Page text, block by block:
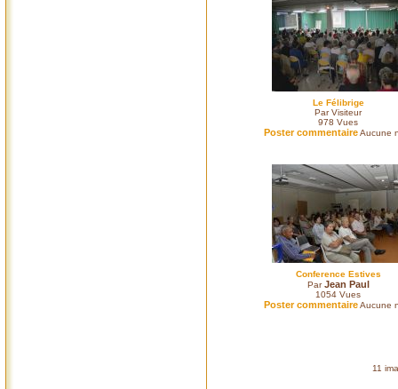
Le Félibrige
Par Visiteur
978 Vues
Poster commentaireAucune
Conference Estives
ParJean Paul
1054 Vues
Poster commentaireAucune
11